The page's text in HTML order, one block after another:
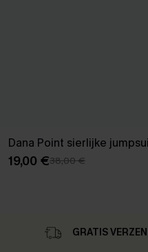
Dana Point sierlijke
19,00 €38,00 €
GRATIS